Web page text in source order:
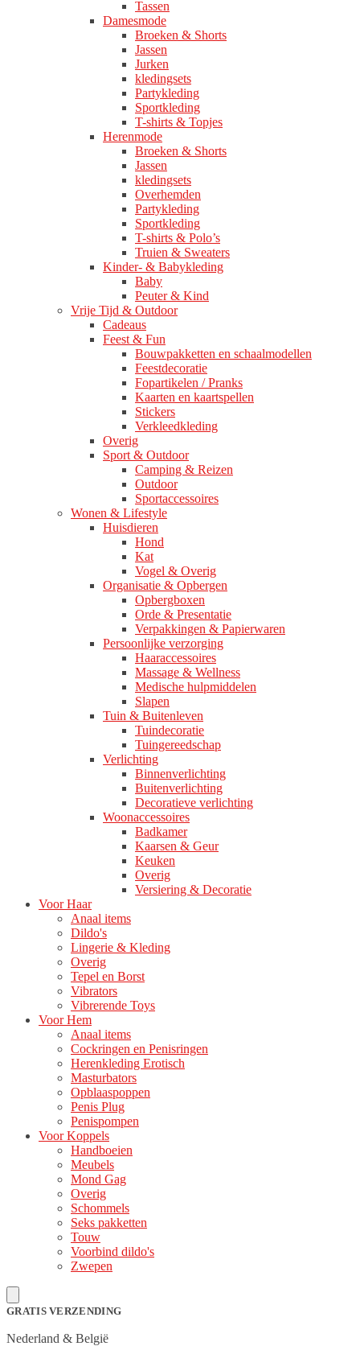
Tassen
Damesmode
Broeken & Shorts
Jassen
Jurken
kledingsets
Partykleding
Sportkleding
T-shirts & Topjes
Herenmode
Broeken & Shorts
Jassen
kledingsets
Overhemden
Partykleding
Sportkleding
T-shirts & Polo’s
Truien & Sweaters
Kinder- & Babykleding
Baby
Peuter & Kind
Vrije Tijd & Outdoor
Cadeaus
Feest & Fun
Bouwpakketten en schaalmodellen
Feestdecoratie
Fopartikelen / Pranks
Kaarten en kaartspellen
Stickers
Verkleedkleding
Overig
Sport & Outdoor
Camping & Reizen
Outdoor
Sportaccessoires
Wonen & Lifestyle
Huisdieren
Hond
Kat
Vogel & Overig
Organisatie & Opbergen
Opbergboxen
Orde & Presentatie
Verpakkingen & Papierwaren
Persoonlijke verzorging
Haaraccessoires
Massage & Wellness
Medische hulpmiddelen
Slapen
Tuin & Buitenleven
Tuindecoratie
Tuingereedschap
Verlichting
Binnenverlichting
Buitenverlichting
Decoratieve verlichting
Woonaccessoires
Badkamer
Kaarsen & Geur
Keuken
Overig
Versiering & Decoratie
Voor Haar
Anaal items
Dildo's
Lingerie & Kleding
Overig
Tepel en Borst
Vibrators
Vibrerende Toys
Voor Hem
Anaal items
Cockringen en Penisringen
Herenkleding Erotisch
Masturbators
Opblaaspoppen
Penis Plug
Penispompen
Voor Koppels
Handboeien
Meubels
Mond Gag
Overig
Schommels
Seks pakketten
Touw
Voorbind dildo's
Zwepen
GRATIS VERZENDING
Nederland & België